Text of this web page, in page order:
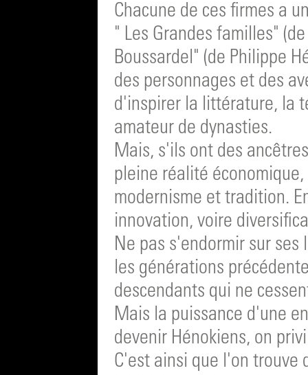
Chacune de ces firmes a
" Les Grandes familles"
Boussardel" (de Philippe
des personnages et des
d'inspirer la littérature, la
amateur de dynasties.
Mais, s'ils ont des
pleine réalité
modernisme et tradition.
innovation, voire
Ne pas s'endormir sur
les générations
descendants qui ne
Mais la puissance d'une
devenir Hénokiens, on
C'est ainsi que l'on trouve